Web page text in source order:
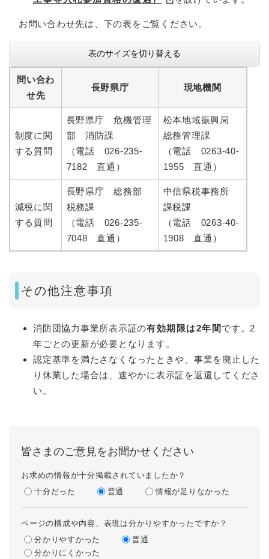
お問い合わせ先は、下の表をご覧ください。
表のサイズを切り替える
問い合わ
せ先
長野県庁 現地機関
制度に関
する質問
長野県庁 危機管理
部 消防課
（電話 026-235-
7182 直通）
松本地域振興局
総務管理課
（電話 0263-40-
1955 直通）
減税に関
する質問
長野県庁 総務部
税務課
（電話 026-235-
7048 直通）
中信県税事務所
課税課
（電話 0263-40-
1908 直通）
その他注意事項
消防団協力事業所表示証の有効期限は2年間 です。2
年ごとの更新が必要となります。
認定基準を満たさなくなったときや、事業を廃止した
り休業した場合は、速やかに表示証を返還してくださ
い。
皆さまのご意見をお聞かせください
お求めの情報が十分掲載されていましたか？
十分だった
普通 情報が足りなかった
ページの構成や内容、表現は分かりやすかったですか？
分かりやすかった
普通
分かりにくかった